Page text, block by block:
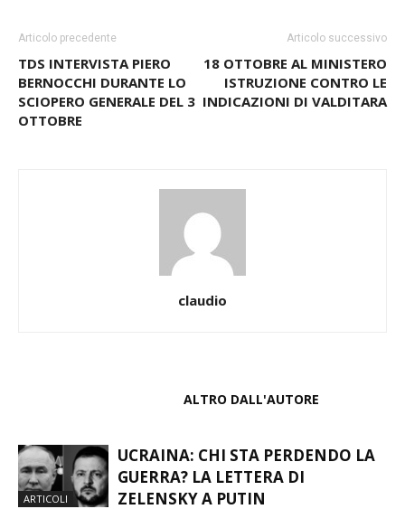
Articolo precedente
TDS INTERVISTA PIERO
BERNOCCHI DURANTE LO
SCIOPERO GENERALE DEL 3
OTTOBRE
Articolo successivo
18 OTTOBRE AL MINISTERO
ISTRUZIONE CONTRO LE
INDICAZIONI DI VALDITARA
claudio
ALTRO DALL'AUTORE
ARTICOLI
UCRAINA: CHI STA PERDENDO LA
GUERRA? LA LETTERA DI
ZELENSKY A PUTIN